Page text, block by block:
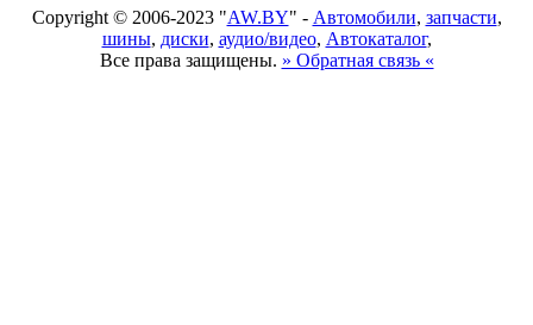
Copyright © 2006-2023 "AW.BY" - Автомобили, запчасти,
шины, диски, аудио/видео, Автокаталог,
Все права защищены. » Обратная связь «